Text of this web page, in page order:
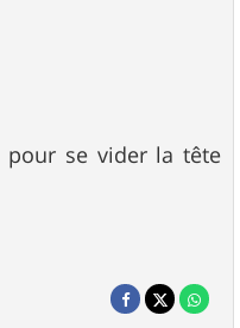
pour se vider la tête